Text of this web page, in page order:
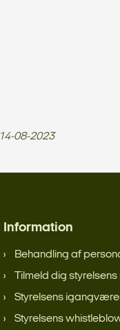
14-08-2023
Information
Behandling af
Tilmeld dig
Styrelsens
Styrelsens